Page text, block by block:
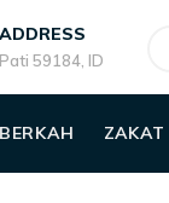
ADDRESS
Pati 59184, ID
ZAKAT